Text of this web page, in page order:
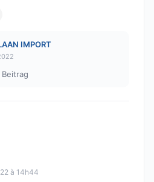
IMPORT
à 14h44